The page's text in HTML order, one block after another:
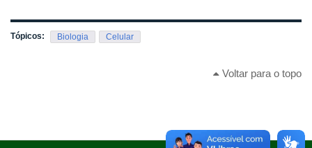
Tópicos: Biologia Celular
Voltar para o topo